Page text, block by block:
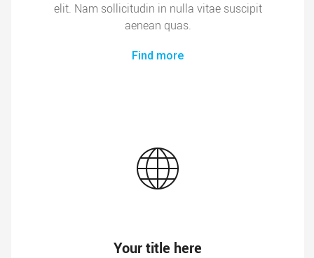
elit. Nam sollicitudin in nulla vitae suscipit
aenean quas.
Find more
Your title here